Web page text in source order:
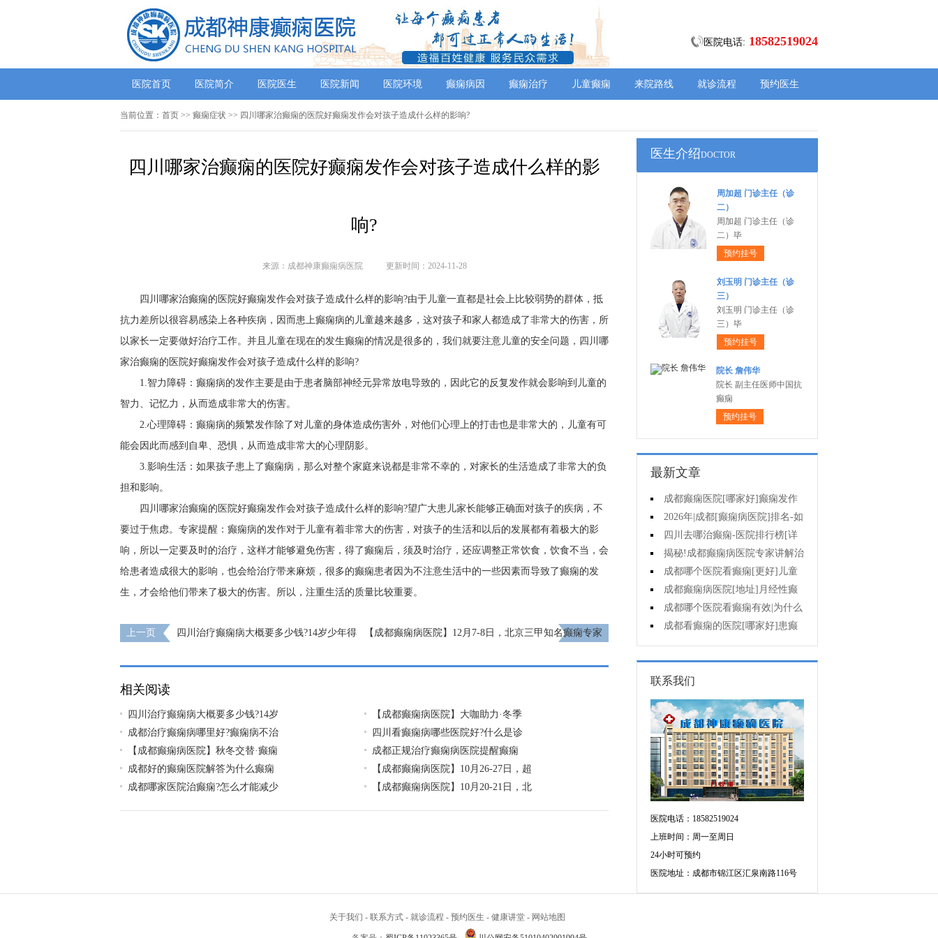
医院电话: 18582519024
医院首页 医院简介 医院医生 医院新闻 医院环境 癫痫病因 癫痫治疗 儿童癫痫 来院路线 就诊流程 预约医生
当前位置： 首页 >> 癫痫症状 >> 四川哪家治癫痫的医院好癫痫发作会对孩子造成什么样的影响?
四川哪家治癫痫的医院好癫痫发作会对孩子造成什么样的影
响?
来源：成都神康癫痫病医院 更新时间：2024-11-28
四川哪家治癫痫的医院好癫痫发作会对孩子造成什么样的影响?由于儿童一直都是社会上比较弱势的群体，抵
抗力差所以很容易感染上各种疾病，因而患上癫痫病的儿童越来越多，这对孩子和家人都造成了非常大的伤害，所
以家长一定要做好治疗工作。并且儿童在现在的发生癫痫的情况是很多的，我们就要注意儿童的安全问题，四川哪
家治癫痫的医院好癫痫发作会对孩子造成什么样的影响?
1.智力障碍：癫痫病的发作主要是由于患者脑部神经元异常放电导致的，因此它的反复发作就会影响到儿童的
智力、记忆力，从而造成非常大的伤害。
2.心理障碍：癫痫病的频繁发作除了对儿童的身体造成伤害外，对他们心理上的打击也是非常大的，儿童有可
能会因此而感到自卑、恐惧，从而造成非常大的心理阴影。
3.影响生活：如果孩子患上了癫痫病，那么对整个家庭来说都是非常不幸的，对家长的生活造成了非常大的负
担和影响。
四川哪家治癫痫的医院好癫痫发作会对孩子造成什么样的影响?望广大患儿家长能够正确面对孩子的疾病，不
要过于焦虑。专家提醒：癫痫病的发作对于儿童有着非常大的伤害，对孩子的生活和以后的发展都有着极大的影
响，所以一定要及时的治疗，这样才能够避免伤害，得了癫痫后，须及时治疗，还应调整正常饮食，饮食不当，会
给患者造成很大的影响，也会给治疗带来麻烦，很多的癫痫患者因为不注意生活中的一些因素而导致了癫痫的发
生，才会给他们带来了极大的伤害。所以，注重生活的质量比较重要。
上一页
四川治疗癫痫病大概要多少钱?14岁少年得
【成都癫痫病医院】12月7-8日，北京三甲知名癫痫专家
相关阅读
四川治疗癫痫病大概要多少钱?14岁
【成都癫痫病医院】大咖助力·冬季
成都治疗癫痫病哪里好?癫痫病不治
四川看癫痫病哪些医院好?什么是诊
【成都癫痫病医院】秋冬交替·癫痫
成都正规治疗癫痫病医院提醒癫痫
成都好的癫痫医院解答为什么癫痫
【成都癫痫病医院】10月26-27日，超
成都哪家医院治癫痫?怎么才能减少
【成都癫痫病医院】10月20-21日，北
医生介绍DOCTOR
周加超 门诊主任（诊
二）
周加超 门诊主任（诊
二）毕
预约挂号
刘玉明 门诊主任（诊
三）
刘玉明 门诊主任（诊
三）毕
预约挂号
院长 詹伟华
院长 副主任医师中国抗
癫痫
预约挂号
最新文章
成都癫痫医院[哪家好]癫痫发作
怎么急救?
2026年|成都[癫痫病医院]排名-如
何防止癫痫反复发作?
四川去哪治癫痫-医院排行榜[详
细排名]癫痫病人如何正确护理?
揭秘!成都癫痫病医院专家讲解治
疗癫痫效果好的方法?
成都哪个医院看癫痫[更好]儿童
癫痫病的病因?
成都癫痫病医院[地址]月经性癫
痫怎么治?
成都哪个医院看癫痫有效|为什么
会导致癫痫病出现?
成都看癫痫的医院[哪家好]患癫
痫会死亡吗?
联系我们
医院电话：18582519024
上班时间：周一至周日
24小时可预约
医院地址：成都市锦江区汇泉南路116号
关于我们 - 联系方式 - 就诊流程 - 预约医生 - 健康讲堂 - 网站地图